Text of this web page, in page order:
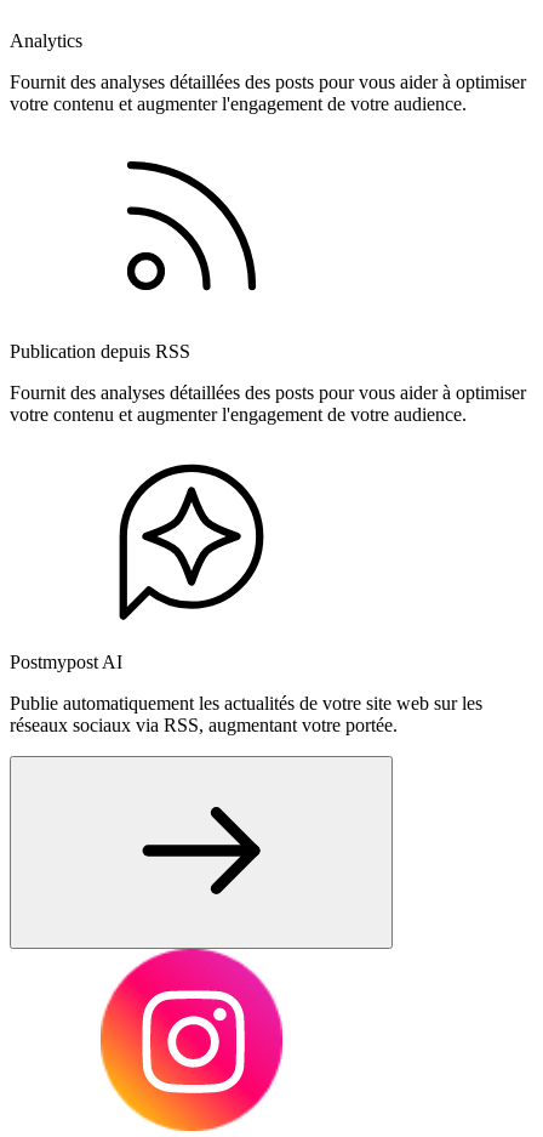
Analytics
Fournit des analyses détaillées des posts pour vous aider à optimiser
votre contenu et augmenter l'engagement de votre audience.
Publication depuis RSS
Fournit des analyses détaillées des posts pour vous aider à optimiser
votre contenu et augmenter l'engagement de votre audience.
Postmypost AI
Publie automatiquement les actualités de votre site web sur les
réseaux sociaux via RSS, augmentant votre portée.